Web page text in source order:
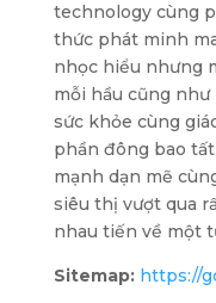
technology cùng
thức phát minh
nhọc hiểu nhưng
mỗi hầu cũng như
sức khỏe cùng
phần đông bao
mạnh dạn mẽ
siêu thị vượt qua
nhau tiến về một
Sitemap: https://